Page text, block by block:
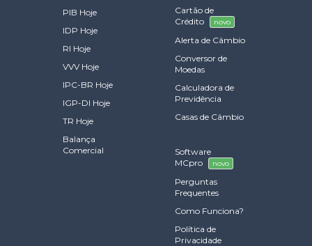
PIB Hoje
IDP Hoje
RI Hoje
VVV Hoje
IPC-BR Hoje
IGP-DI Hoje
TR Hoje
Balança
Comercial
Cartão de
Crédito
novo
Alerta de Câmbio
Conversor de
Moedas
Calculadora de
Previdência
Casas de Câmbio
Software
MCpro
novo
Perguntas
Frequentes
Como Funciona?
Política de
Privacidade